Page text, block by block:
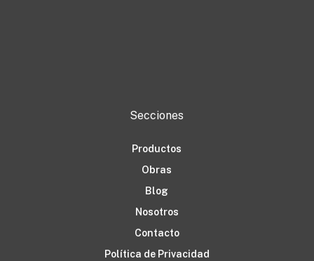
Secciones
Productos
Obras
Blog
Nosotros
Contacto
Política de Privacidad